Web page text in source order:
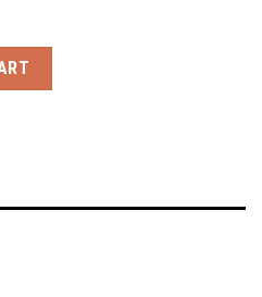
- Dụng Cụ Phủ Sáp Và